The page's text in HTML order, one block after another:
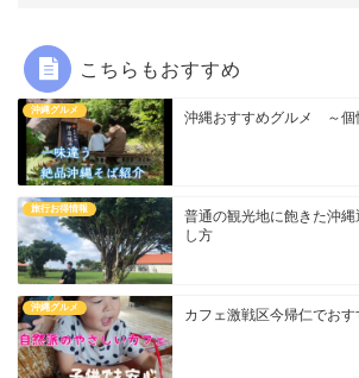
こちらもおすすめ
沖縄グルメ 沖縄おすすめグルメ ～個
旅行お得情報
普通の観光地に飽きた沖
し方
沖縄グルメ カフェ激戦区今帰仁でお